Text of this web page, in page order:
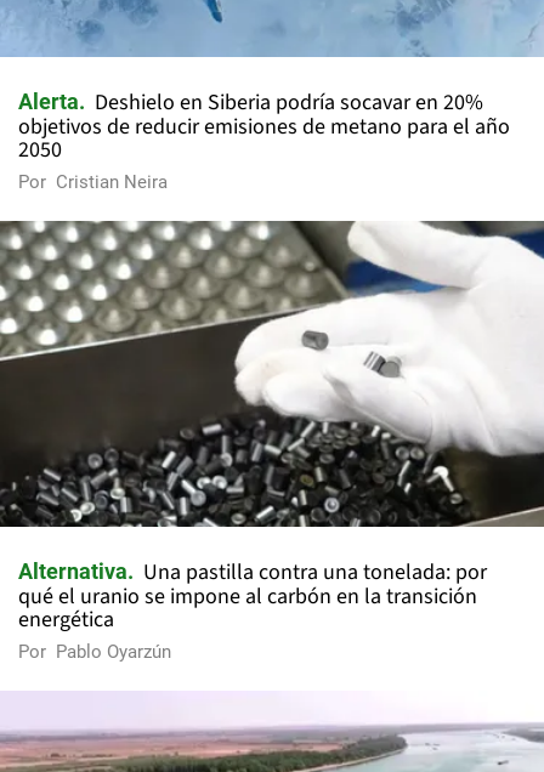
Alerta
Deshielo en Siberia podría socavar en 20%
objetivos de reducir emisiones de metano para el año
2050
Por Cristian Neira
Alternativa
Una pastilla contra una tonelada: por
qué el uranio se impone al carbón en la transición
energética
Por Pablo Oyarzún